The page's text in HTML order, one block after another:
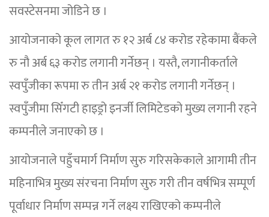
सवस्टेसनमा जोडिने छ ।
आयोजनाको कूल लागत रु १२ अर्ब ८४ करोड रहेकामा बैंकले
रु नौ अर्ब ६३ करोड लगानी गर्नेछन् । यस्तै, लगानीकर्ताले
स्वपुँजीका रूपमा रु तीन अर्ब २१ करोड लगानी गर्नेछन् ।
स्वपुँजीमा सिँगटी हाइड्रो इनर्जी लिमिटेडको मुख्य लगानी रहने
कम्पनीले जनाएको छ ।
आयोजनाले पहुँचमार्ग निर्माण सुरु गरिसकेकाले आगामी तीन
महिनाभित्र मुख्य संरचना निर्माण सुरु गरी तीन वर्षभित्र सम्पूर्ण
पूर्वाधार निर्माण सम्पन्न गर्ने लक्ष्य राखिएको कम्पनीले